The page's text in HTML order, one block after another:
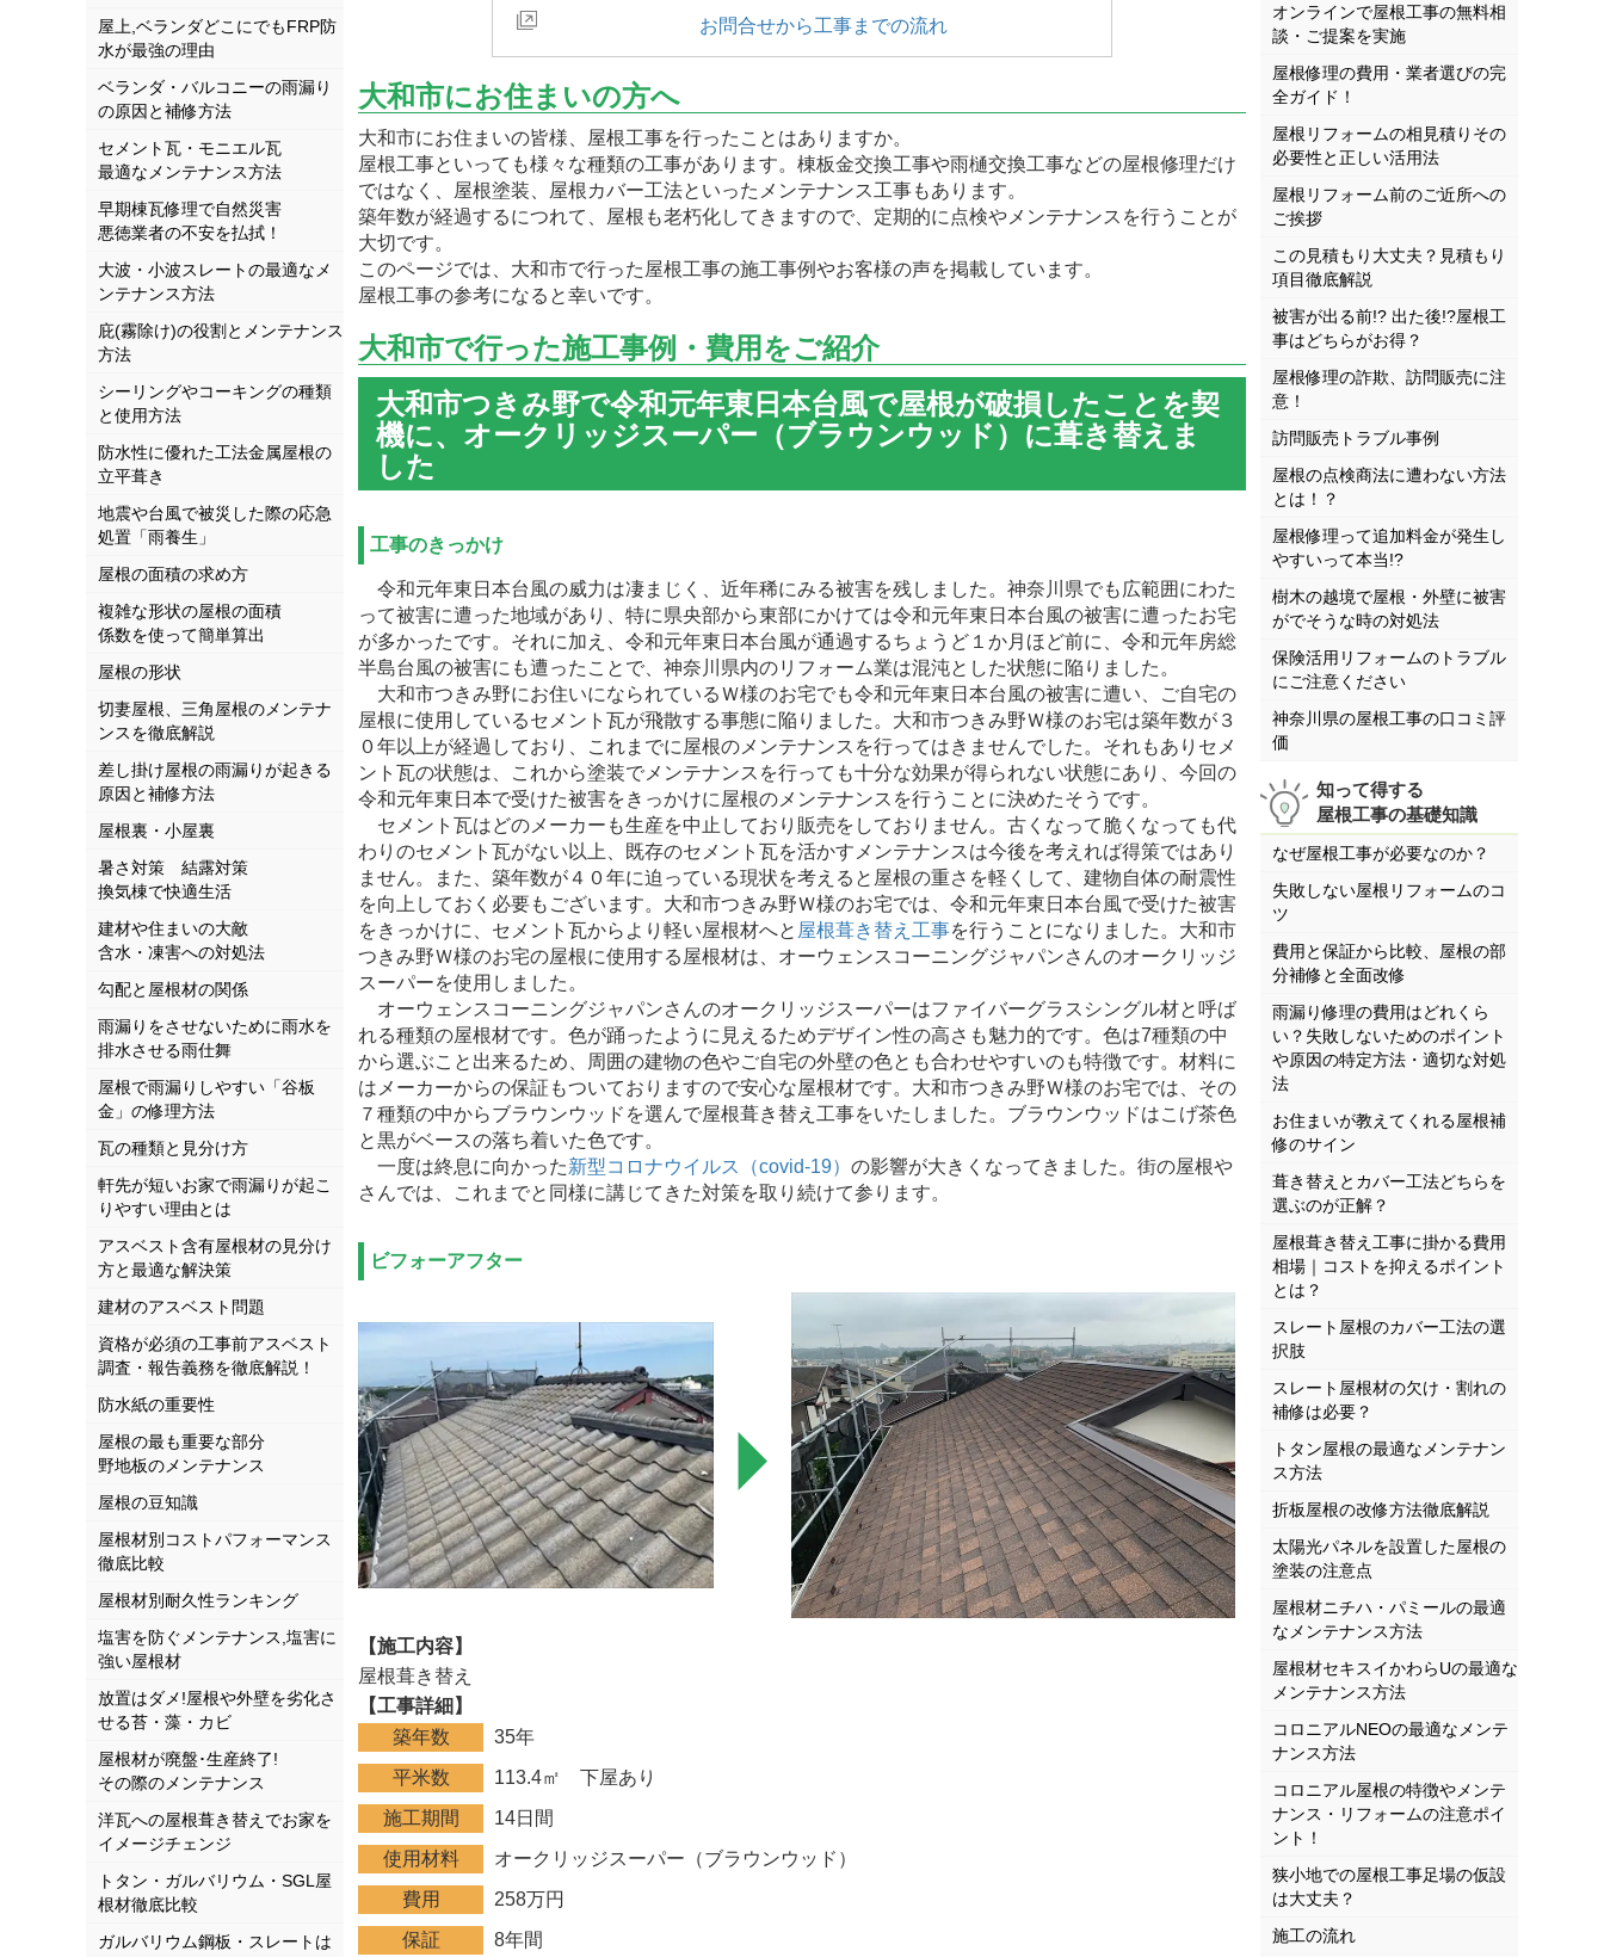
屋上,ベランダどこにでもFRP防
水が最強の理由
ベランダ・バルコニーの雨漏り
の原因と補修方法
セメント瓦・モニエル瓦
最適なメンテナンス方法
早期棟瓦修理で自然災害
悪徳業者の不安を払拭！
大波・小波スレートの最適なメ
ンテナンス方法
庇(霧除け)の役割とメンテナンス
方法
シーリングやコーキングの種類
と使用方法
防水性に優れた工法金属屋根の
立平葺き
地震や台風で被災した際の応急
処置「雨養生」
屋根の面積の求め方
複雑な形状の屋根の面積
係数を使って簡単算出
屋根の形状
切妻屋根、三角屋根のメンテナ
ンスを徹底解説
差し掛け屋根の雨漏りが起きる
原因と補修方法
屋根裏・小屋裏
暑さ対策 結露対策
換気棟で快適生活
建材や住まいの大敵
含水・凍害への対処法
勾配と屋根材の関係
雨漏りをさせないために雨水を
排水させる雨仕舞
屋根で雨漏りしやすい「谷板
金」の修理方法
瓦の種類と見分け方
軒先が短いお家で雨漏りが起こ
りやすい理由とは
アスベスト含有屋根材の見分け
方と最適な解決策
建材のアスベスト問題
資格が必須の工事前アスベスト
調査・報告義務を徹底解説！
防水紙の重要性
屋根の最も重要な部分
野地板のメンテナンス
屋根の豆知識
屋根材別コストパフォーマンス
徹底比較
屋根材別耐久性ランキング
塩害を防ぐメンテナンス,塩害に
強い屋根材
放置はダメ!屋根や外壁を劣化さ
せる苔・藻・カビ
屋根材が廃盤･生産終了!
その際のメンテナンス
洋瓦への屋根葺き替えでお家を
イメージチェンジ
トタン・ガルバリウム・SGL屋
根材徹底比較
ガルバリウム鋼板・スレートは
お問合せから工事までの流れ
大和市にお住まいの方へ
大和市にお住まいの皆様、屋根工事を行ったことはありますか。
屋根工事といっても様々な種類の工事があります。棟板金交換工事や雨樋交換工事などの屋根修理だけ
ではなく、屋根塗装、屋根カバー工法といったメンテナンス工事もあります。
築年数が経過するにつれて、屋根も老朽化してきますので、定期的に点検やメンテナンスを行うことが
大切です。
このページでは、大和市で行った屋根工事の施工事例やお客様の声を掲載しています。
屋根工事の参考になると幸いです。
大和市で行った施工事例・費用をご紹介
大和市つきみ野で令和元年東日本台風で屋根が破損したことを契
機に、オークリッジスーパー（ブラウンウッド）に葺き替えま
した
工事のきっかけ
令和元年東日本台風の威力は凄まじく、近年稀にみる被害を残しました。神奈川県でも広範囲にわた
って被害に遭った地域があり、特に県央部から東部にかけては令和元年東日本台風の被害に遭ったお宅
が多かったです。それに加え、令和元年東日本台風が通過するちょうど１か月ほど前に、令和元年房総
半島台風の被害にも遭ったことで、神奈川県内のリフォーム業は混沌とした状態に陥りました。
大和市つきみ野にお住いになられているＷ様のお宅でも令和元年東日本台風の被害に遭い、ご自宅の
屋根に使用しているセメント瓦が飛散する事態に陥りました。大和市つきみ野Ｗ様のお宅は築年数が３
０年以上が経過しており、これまでに屋根のメンテナンスを行ってはきませんでした。それもありセメ
ント瓦の状態は、これから塗装でメンテナンスを行っても十分な効果が得られない状態にあり、今回の
令和元年東日本で受けた被害をきっかけに屋根のメンテナンスを行うことに決めたそうです。
セメント瓦はどのメーカーも生産を中止しており販売をしておりません。古くなって脆くなっても代
わりのセメント瓦がない以上、既存のセメント瓦を活かすメンテナンスは今後を考えれば得策ではあり
ません。また、築年数が４０年に迫っている現状を考えると屋根の重さを軽くして、建物自体の耐震性
を向上しておく必要もございます。大和市つきみ野Ｗ様のお宅では、令和元年東日本台風で受けた被害
をきっかけに、セメント瓦からより軽い屋根材へと 屋根葺き替え工事を行うことになりました。大和市
つきみ野Ｗ様のお宅の屋根に使用する屋根材は、オーウェンスコーニングジャパンさんのオークリッジ
スーパーを使用しました。
オーウェンスコーニングジャパンさんのオークリッジスーパーはファイバーグラスシングル材と呼ば
れる種類の屋根材です。色が踊ったように見えるためデザイン性の高さも魅力的です。色は7種類の中
から選ぶこと出来るため、周囲の建物の色やご自宅の外壁の色とも合わせやすいのも特徴です。材料に
はメーカーからの保証もついておりますので安心な屋根材です。大和市つきみ野Ｗ様のお宅では、その
７種類の中からブラウンウッドを選んで屋根葺き替え工事をいたしました。ブラウンウッドはこげ茶色
と黒がベースの落ち着いた色です。
一度は終息に向かった新型コロナウイルス（covid-19） の影響が大きくなってきました。街の屋根や
さんでは、これまでと同様に講じてきた対策を取り続けて参ります。
ビフォーアフター
【施工内容】
屋根葺き替え
【工事詳細】
築年数
35年
平米数
113.4㎡ 下屋あり
施工期間
14日間
使用材料
オークリッジスーパー（ブラウンウッド）
費用
258万円
保証
8年間
オンラインで屋根工事の無料相
談・ご提案を実施
屋根修理の費用・業者選びの完
全ガイド！
屋根リフォームの相見積りその
必要性と正しい活用法
屋根リフォーム前のご近所への
ご挨拶
この見積もり大丈夫？見積もり
項目徹底解説
被害が出る前!? 出た後!?屋根工
事はどちらがお得？
屋根修理の詐欺、訪問販売に注
意！
訪問販売トラブル事例
屋根の点検商法に遭わない方法
とは！？
屋根修理って追加料金が発生し
やすいって本当!?
樹木の越境で屋根・外壁に被害
がでそうな時の対処法
保険活用リフォームのトラブル
にご注意ください
神奈川県の屋根工事の口コミ評
価
知って得する
屋根工事の基礎知識
なぜ屋根工事が必要なのか？
失敗しない屋根リフォームのコ
ツ
費用と保証から比較、屋根の部
分補修と全面改修
雨漏り修理の費用はどれくら
い？失敗しないためのポイント
や原因の特定方法・適切な対処
法
お住まいが教えてくれる屋根補
修のサイン
葺き替えとカバー工法どちらを
選ぶのが正解？
屋根葺き替え工事に掛かる費用
相場｜コストを抑えるポイント
とは？
スレート屋根のカバー工法の選
択肢
スレート屋根材の欠け・割れの
補修は必要？
トタン屋根の最適なメンテナン
ス方法
折板屋根の改修方法徹底解説
太陽光パネルを設置した屋根の
塗装の注意点
屋根材ニチハ・パミールの最適
なメンテナンス方法
屋根材セキスイかわらUの最適な
メンテナンス方法
コロニアルNEOの最適なメンテ
ナンス方法
コロニアル屋根の特徴やメンテ
ナンス・リフォームの注意ポイ
ント！
狭小地での屋根工事足場の仮設
は大丈夫？
施工の流れ